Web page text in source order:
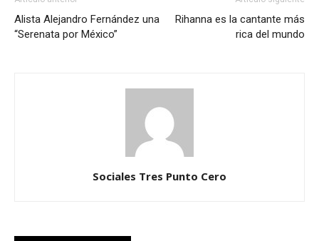
Alista Alejandro Fernández una
“Serenata por México”
Rihanna es la cantante más
rica del mundo
Sociales Tres Punto Cero